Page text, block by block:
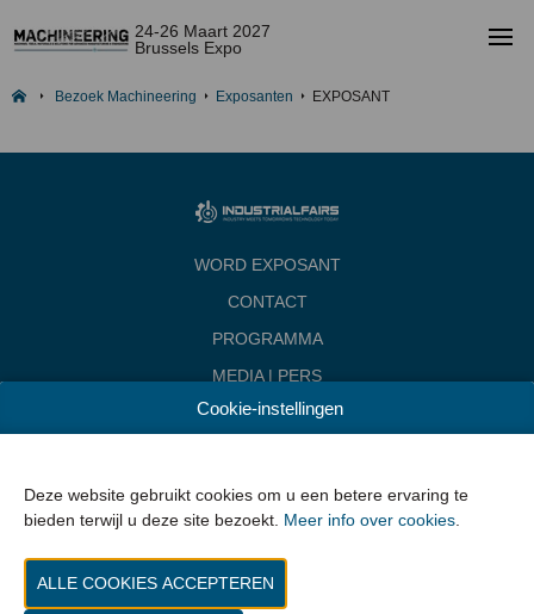
24-26 Maart 2027
Brussels Expo
Bezoek Machineering Exposanten EXPOSANT
WORD EXPOSANT
CONTACT
PROGRAMMA
MEDIA | PERS
INDUSTRIALFAIRS
Woensdag 24 maart 2027 van 10.00 - 18.00
Donderdag 25 maart 2027 van 10.00 - 22.00
Locatie
Cookie-instellingen
Deze website gebruikt cookies om u een betere ervaring te
bieden terwijl u deze site bezoekt. Meer info over cookies